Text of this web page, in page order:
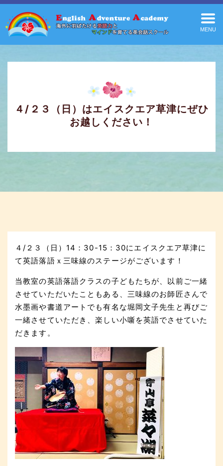
MENU
４/２３（日）はエイスクエア草津にぜひ
お越しください！
４/２３（日）14：30-15：30にエイスクエア草津に
て英語落語ｘ三味線のステージがございます！
当教室の英語落語クラスの子どもたちが、以前ご一緒
させていただいたこともある、三味線のお師匠さんで
水墨画や書道アートでも有名な堀岡文子先生と再びご
一緒させていただき、楽しい小噺を英語でさせていた
だきます。